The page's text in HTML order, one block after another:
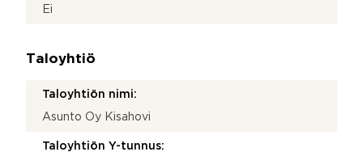
Ei
Taloyhtiö
Taloyhtiön nimi:
Asunto Oy Kisahovi
Taloyhtiön Y-tunnus: